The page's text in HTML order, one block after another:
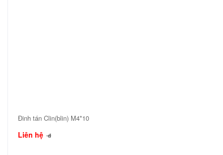
Đinh tán Clin(blin) M4*10
Liên hệ đ